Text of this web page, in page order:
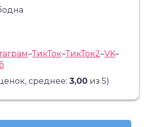
–ТикТок–ТикТок2–VK–
среднее: 3,00из 5)